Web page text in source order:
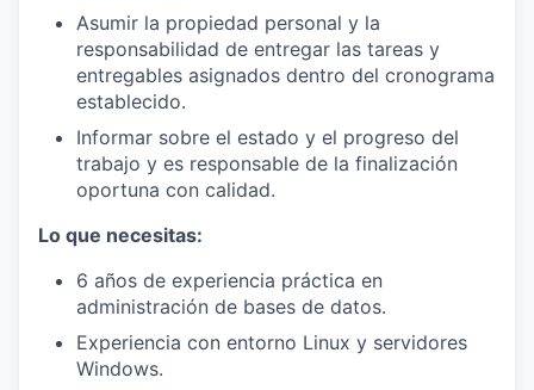
Asumir la propiedad personal y la
responsabilidad de entregar las tareas y
entregables asignados dentro del cronograma
establecido.
Informar sobre el estado y el progreso del
trabajo y es responsable de la finalización
oportuna con calidad.
Lo que necesitas:
6 años de experiencia práctica en
administración de bases de datos.
Experiencia con entorno Linux y servidores
Windows.